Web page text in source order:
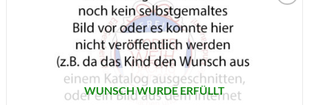
WUNSCH WURDE ERFÜLLT